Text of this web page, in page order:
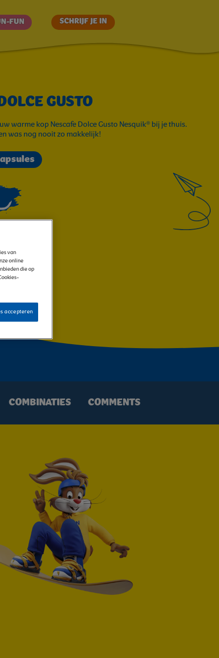
FUN SCHRIJF JE IN
GUSTO
warme kop Nescafe Dolce Gusto Nesquik® bij je thuis.
was nog nooit zo makkelijk!
COMBINATIES COMMENTS
van
online
die op
accepteren